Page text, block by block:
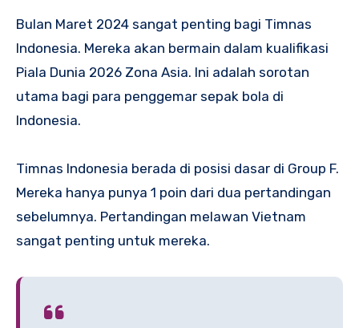
Bulan Maret 2024 sangat penting bagi Timnas
Indonesia. Mereka akan bermain dalam kualifikasi
Piala Dunia 2026 Zona Asia. Ini adalah sorotan
utama bagi para penggemar sepak bola di
Indonesia.
Timnas Indonesia berada di posisi dasar di Group F.
Mereka hanya punya 1 poin dari dua pertandingan
sebelumnya. Pertandingan melawan Vietnam
sangat penting untuk mereka.